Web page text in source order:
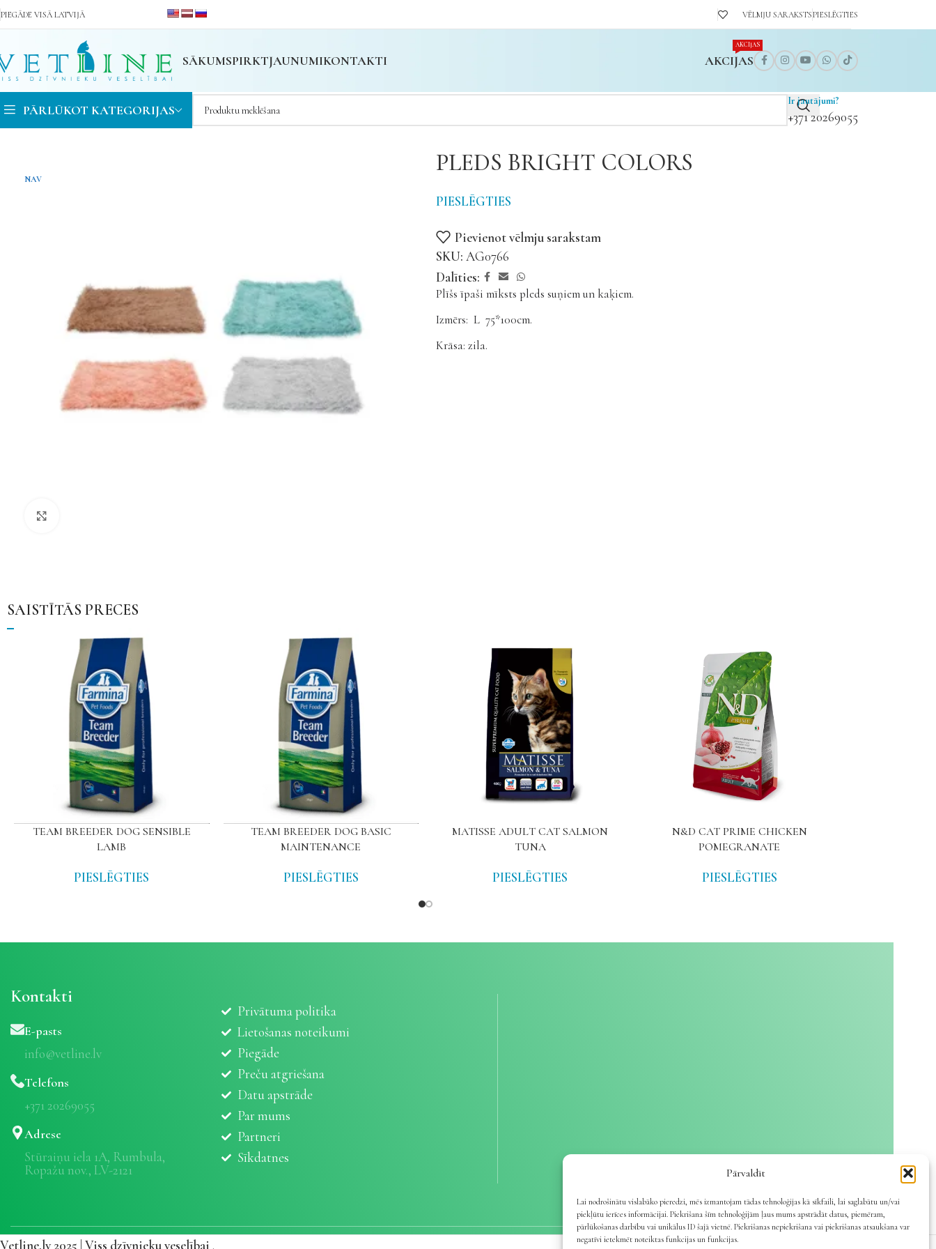
Pārvaldīt
Lai nodrošinātu vislabāko pieredzi, mēs izmantojam tādas tehnoloģijas kā sīkfaili, lai saglabātu un/vai
piekļūtu ierīces informācijai. Piekrišana šīm tehnoloģijām ļaus mums apstrādāt datus, piemēram,
pārlūkošanas darbību vai unikālus ID šajā vietnē. Piekrišanas nepiekrišana vai piekrišanas atsaukšana var
negatīvi ietekmēt noteiktas funkcijas un funkcijas.
PIEGĀDE VISĀ LATVIJĀ VĒLMJU SARAKSTSPIESLĒGTIES
SĀKUMSPIRKTJAUNUMIKONTAKTI AKCIJAS
AKCIJAS
PĀRLŪKOT KATEGORIJAS
Ir jautājumi?
+371 20269055
NAV
PLEDS BRIGHT COLORS
PIESLĒGTIES
Pievienot vēlmju sarakstam
SKU: AG0766
Dalīties:
Plīšs īpaši mīksts pleds suņiem un kaķiem.
Izmērs: L 75*100cm.
Krāsa: zila.
SAISTĪTĀS PRECES
TEAM BREEDER DOG SENSIBLE
LAMB
PIESLĒGTIES
TEAM BREEDER DOG BASIC
MAINTENANCE
PIESLĒGTIES
MATISSE ADULT CAT SALMON
TUNA
PIESLĒGTIES
N&D CAT PRIME CHICKEN
POMEGRANATE
PIESLĒGTIES
Kontakti
E-pasts
info@vetline.lv
Telefons
+371 20269055
Adrese
Stūraiņu iela 1A, Rumbula,
Ropažu nov., LV-2121
Privātuma politika
Lietošanas noteikumi
Piegāde
Preču atgriešana
Datu apstrāde
Par mums
Partneri
Sīkdatnes
Vetline.lv 2025 | Viss dzīvnieku veselībai .